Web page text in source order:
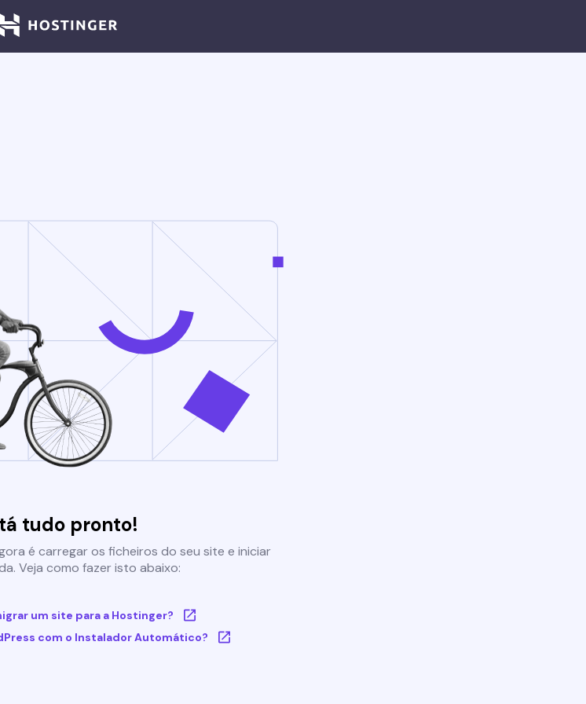
tudo pronto!
é carregar os ficheiros do seu site e iniciar
Veja como fazer isto abaixo:
um site para a Hostinger?
com o Instalador Automático?